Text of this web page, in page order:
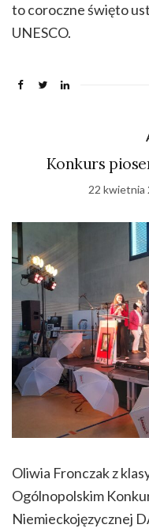
to coroczne święto
UNESCO.
Konkurs
22 kwietnia
Oliwia Fronczak z
Ogólnopolskim
Niemieckojęzycznej